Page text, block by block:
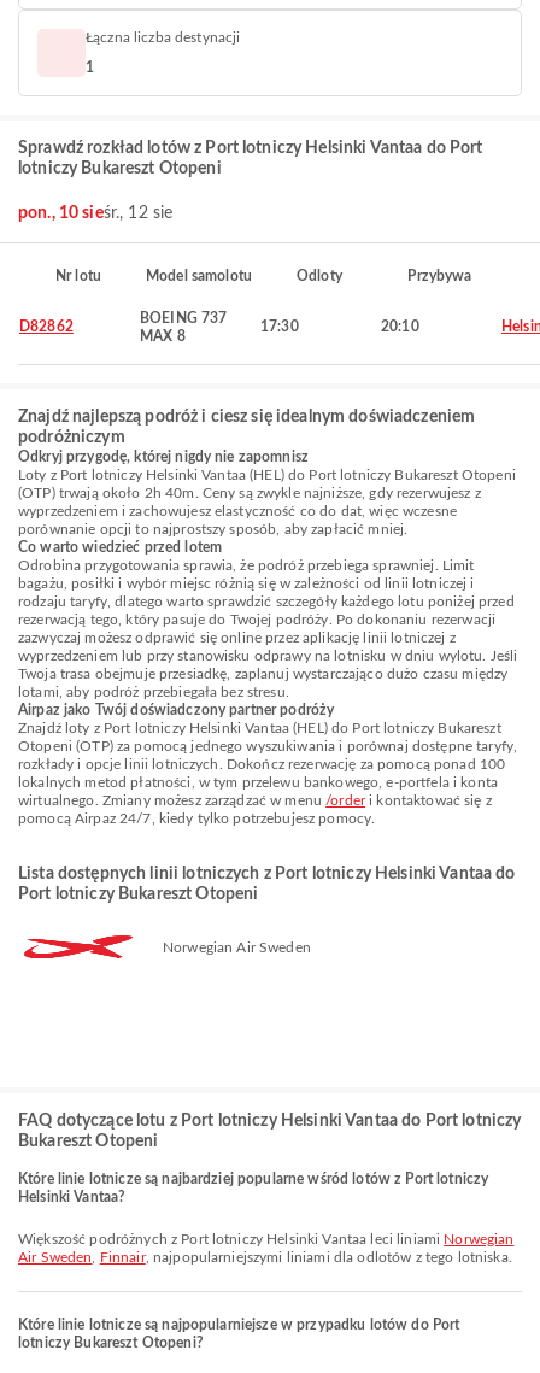
Łączna liczba destynacji
1
Sprawdź rozkład lotów z Port lotniczy Helsinki Vantaa do Port
lotniczy Bukareszt Otopeni
pon., 10 sieśr., 12 sie
Nr lotu Model samolotu Odloty Przybywa
D82862
BOEING 737
MAX 8
17:30 20:10
Znajdź najlepszą podróż i ciesz się idealnym doświadczeniem
podróżniczym
Odkryj przygodę, której nigdy nie zapomnisz
Loty z Port lotniczy Helsinki Vantaa (HEL) do Port lotniczy Bukareszt Otopeni
(OTP) trwają około 2h 40m. Ceny są zwykle najniższe, gdy rezerwujesz z
wyprzedzeniem i zachowujesz elastyczność co do dat, więc wczesne
porównanie opcji to najprostszy sposób, aby zapłacić mniej.
Co warto wiedzieć przed lotem
Odrobina przygotowania sprawia, że podróż przebiega sprawniej. Limit
bagażu, posiłki i wybór miejsc różnią się w zależności od linii lotniczej i
rodzaju taryfy, dlatego warto sprawdzić szczegóły każdego lotu poniżej przed
rezerwacją tego, który pasuje do Twojej podróży. Po dokonaniu rezerwacji
zazwyczaj możesz odprawić się online przez aplikację linii lotniczej z
wyprzedzeniem lub przy stanowisku odprawy na lotnisku w dniu wylotu. Jeśli
Twoja trasa obejmuje przesiadkę, zaplanuj wystarczająco dużo czasu między
lotami, aby podróż przebiegała bez stresu.
Airpaz jako Twój doświadczony partner podróży
Znajdź loty z Port lotniczy Helsinki Vantaa (HEL) do Port lotniczy Bukareszt
Otopeni (OTP) za pomocą jednego wyszukiwania i porównaj dostępne taryfy,
rozkłady i opcje linii lotniczych. Dokończ rezerwację za pomocą ponad 100
lokalnych metod płatności, w tym przelewu bankowego, e-portfela i konta
wirtualnego. Zmiany możesz zarządzać w menu /orderi kontaktować się z
pomocą Airpaz 24/7, kiedy tylko potrzebujesz pomocy.
Lista dostępnych linii lotniczych z Port lotniczy Helsinki Vantaa do
Port lotniczy Bukareszt Otopeni
Norwegian Air Sweden
FAQ dotyczące lotu z Port lotniczy Helsinki Vantaa do Port lotniczy
Bukareszt Otopeni
Które linie lotnicze są najbardziej popularne wśród lotów z Port lotniczy
Helsinki Vantaa?
Większość podróżnych z Port lotniczy Helsinki Vantaa leci liniami Norwegian
Air Sweden
Finnair, najpopularniejszymi liniami dla odlotów z tego lotniska.
Które linie lotnicze są najpopularniejsze w przypadku lotów do Port
lotniczy Bukareszt Otopeni?